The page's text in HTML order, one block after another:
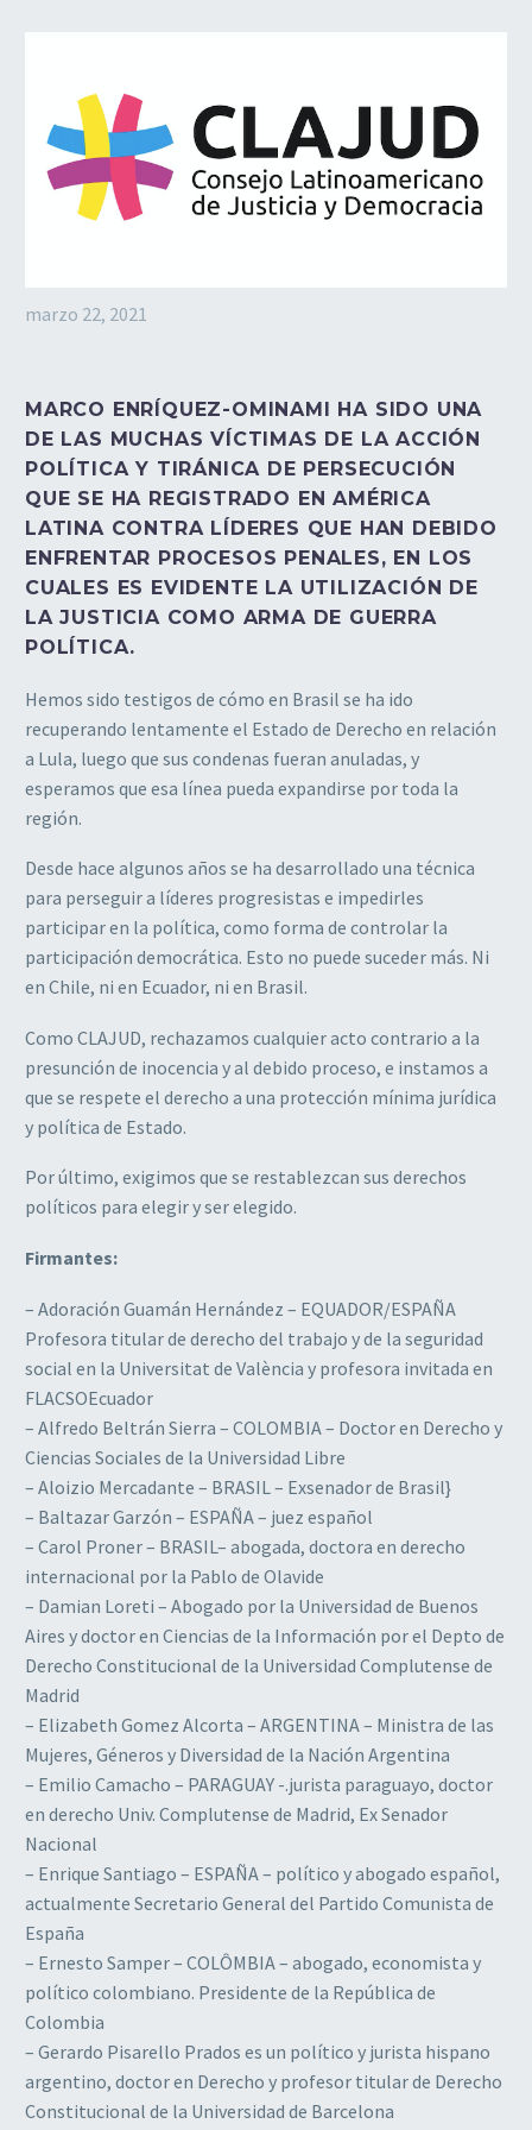
marzo 22, 2021
MARCO ENRÍQUEZ-OMINAMI HA SIDO UNA
DE LAS MUCHAS VÍCTIMAS DE LA ACCIÓN
POLÍTICA Y TIRÁNICA DE PERSECUCIÓN
QUE SE HA REGISTRADO EN AMÉRICA
LATINA CONTRA LÍDERES QUE HAN DEBIDO
ENFRENTAR PROCESOS PENALES, EN LOS
CUALES ES EVIDENTE LA UTILIZACIÓN DE
LA JUSTICIA COMO ARMA DE GUERRA
POLÍTICA.
Hemos sido testigos de cómo en Brasil se ha ido
recuperando lentamente el Estado de Derecho en relación
a Lula, luego que sus condenas fueran anuladas, y
esperamos que esa línea pueda expandirse por toda la
región.
Desde hace algunos años se ha desarrollado una técnica
para perseguir a líderes progresistas e impedirles
participar en la política, como forma de controlar la
participación democrática. Esto no puede suceder más. Ni
en Chile, ni en Ecuador, ni en Brasil.
Como CLAJUD, rechazamos cualquier acto contrario a la
presunción de inocencia y al debido proceso, e instamos a
que se respete el derecho a una protección mínima jurídica
y política de Estado.
Por último, exigimos que se restablezcan sus derechos
políticos para elegir y ser elegido.
Firmantes:
– Adoración Guamán Hernández – EQUADOR/ESPAÑA
Profesora titular de derecho del trabajo y de la seguridad
social en la Universitat de València y profesora invitada en
FLACSOEcuador
– Alfredo Beltrán Sierra – COLOMBIA – Doctor en Derecho y
Ciencias Sociales de la Universidad Libre
– Aloizio Mercadante – BRASIL – Exsenador de Brasil}
– Baltazar Garzón – ESPAÑA – juez español
– Carol Proner – BRASIL– abogada, doctora en derecho
internacional por la Pablo de Olavide
– Damian Loreti – Abogado por la Universidad de Buenos
Aires y doctor en Ciencias de la Información por el Depto de
Derecho Constitucional de la Universidad Complutense de
Madrid
– Elizabeth Gomez Alcorta – ARGENTINA – Ministra de las
Mujeres, Géneros y Diversidad de la Nación Argentina
– Emilio Camacho – PARAGUAY -.jurista paraguayo, doctor
en derecho Univ. Complutense de Madrid, Ex Senador
Nacional
– Enrique Santiago – ESPAÑA – político y abogado español,
actualmente Secretario General del Partido Comunista de
España
– Ernesto Samper – COLÔMBIA – abogado, economista y
político colombiano. Presidente de la República de
Colombia
– Gerardo Pisarello Prados es un político y jurista hispano
argentino, doctor en Derecho y profesor titular de Derecho
Constitucional de la Universidad de Barcelona